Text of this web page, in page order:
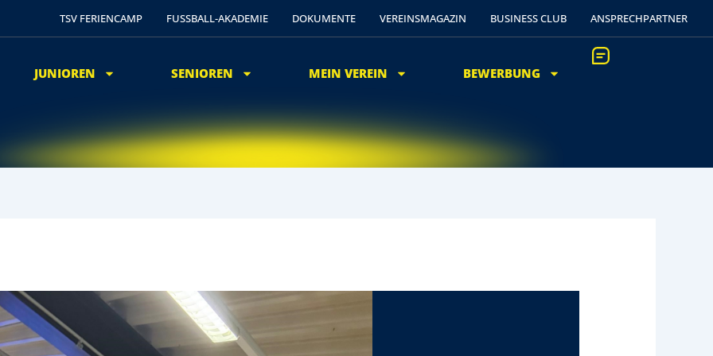
TSV FERIENCAMP FUSSBALL-AKADEMIE DOKUMENTE VEREINSMAGAZIN BUSINESS CLUB ANSPRECHPARTNER
JUNIOREN SENIOREN MEIN VEREIN BEWERBUNG